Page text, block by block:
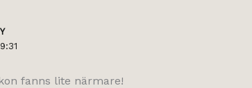
fanns lite närmare!